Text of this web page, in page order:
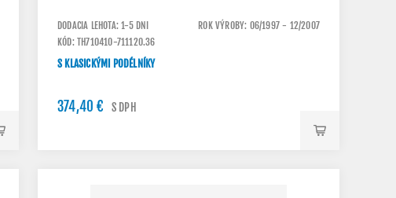
DODACIA LEHOTA: 1-5 DNI
ROK VÝROBY: 06/1997 - 12/2007
KÓD: TH710410-711120.36
S KLASICKÝMI PODÉLNÍKY
374,40 € S DPH